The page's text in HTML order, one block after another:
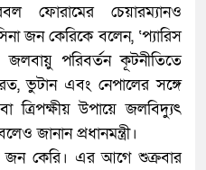
ফোরামের চেয়ারম্যানও
জন কেরিকে বলেন, ‘প্যারিস
জলবায়ু পরিবর্তন কূটনীতিতে
ভুটান এবং নেপালের সঙ্গে
ত্রিপক্ষীয় উপায়ে জলবিদ্যুৎ
জানান প্রধানমন্ত্রী।
জন কেরি। এর আগে শুক্রবার